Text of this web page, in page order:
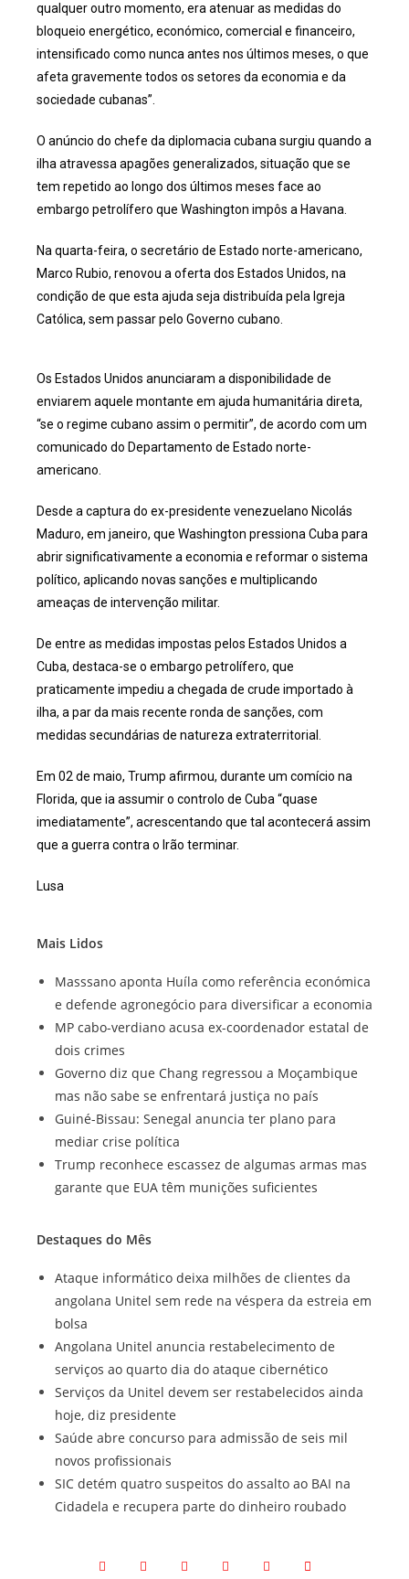
qualquer outro momento, era atenuar as medidas do
bloqueio energético, económico, comercial e financeiro,
intensificado como nunca antes nos últimos meses, o que
afeta gravemente todos os setores da economia e da
sociedade cubanas”.
O anúncio do chefe da diplomacia cubana surgiu quando a
ilha atravessa apagões generalizados, situação que se
tem repetido ao longo dos últimos meses face ao
embargo petrolífero que Washington impôs a Havana.
Na quarta-feira, o secretário de Estado norte-americano,
Marco Rubio, renovou a oferta dos Estados Unidos, na
condição de que esta ajuda seja distribuída pela Igreja
Católica, sem passar pelo Governo cubano.
Os Estados Unidos anunciaram a disponibilidade de
enviarem aquele montante em ajuda humanitária direta,
“se o regime cubano assim o permitir”, de acordo com um
comunicado do Departamento de Estado norte-
americano.
Desde a captura do ex-presidente venezuelano Nicolás
Maduro, em janeiro, que Washington pressiona Cuba para
abrir significativamente a economia e reformar o sistema
político, aplicando novas sanções e multiplicando
ameaças de intervenção militar.
De entre as medidas impostas pelos Estados Unidos a
Cuba, destaca-se o embargo petrolífero, que
praticamente impediu a chegada de crude importado à
ilha, a par da mais recente ronda de sanções, com
medidas secundárias de natureza extraterritorial.
Em 02 de maio, Trump afirmou, durante um comício na
Florida, que ia assumir o controlo de Cuba “quase
imediatamente”, acrescentando que tal acontecerá assim
que a guerra contra o Irão terminar.
Lusa
Mais Lidos
Masssano aponta Huíla como referência económica
e defende agronegócio para diversificar a economia
MP cabo-verdiano acusa ex-coordenador estatal de
dois crimes
Governo diz que Chang regressou a Moçambique
mas não sabe se enfrentará justiça no país
Guiné-Bissau: Senegal anuncia ter plano para
mediar crise política
Trump reconhece escassez de algumas armas mas
garante que EUA têm munições suficientes
Destaques do Mês
Ataque informático deixa milhões de clientes da
angolana Unitel sem rede na véspera da estreia em
bolsa
Angolana Unitel anuncia restabelecimento de
serviços ao quarto dia do ataque cibernético
Serviços da Unitel devem ser restabelecidos ainda
hoje, diz presidente
Saúde abre concurso para admissão de seis mil
novos profissionais
SIC detém quatro suspeitos do assalto ao BAI na
Cidadela e recupera parte do dinheiro roubado